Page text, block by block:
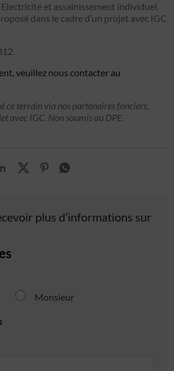
et assainissement individuel.
dans le cadre d’un projet avec IGC
veuillez nous contacter au
ce terrain via nos partenaires fonciers,
avec IGC. Non soumis au DPE.
plus d’informations sur
Monsieur